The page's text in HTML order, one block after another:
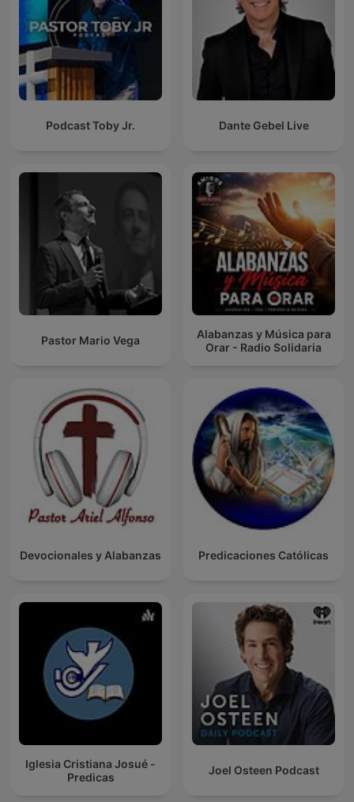
Podcast Toby Jr. Dante Gebel Live
Pastor Mario Vega
Alabanzas y Música para
Orar - Radio Solidaria
Devocionales y Alabanzas Predicaciones Católicas
Iglesia Cristiana Josué -
Predicas
Joel Osteen Podcast